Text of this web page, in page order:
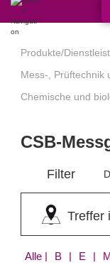
Produkte/
Mess-, Prüftechnik
Chemische und
CSB-
Filter
Treffer
Alle | B | E | M |